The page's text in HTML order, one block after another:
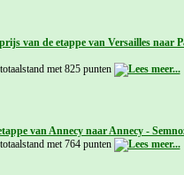
van de etappe van Versailles naar
met 825 punten
van Annecy naar Annecy -
met 764 punten